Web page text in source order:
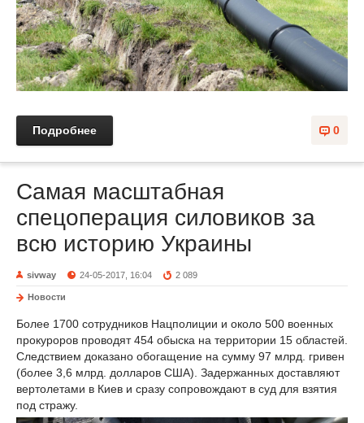
0
Подробнее
Самая масштабная
спецоперация силовиков за
всю историю Украины
sivway 24-05-2017, 16:04 2 089
Новости
Более 1700 сотрудников Нацполиции и около 500 военных
прокуроров проводят 454 обыска на территории 15 областей.
Следствием доказано обогащение на сумму 97 млрд. гривен
(более 3,6 млрд. долларов США). Задержанных доставляют
вертолетами в Киев и сразу сопровождают в суд для взятия
под стражу.